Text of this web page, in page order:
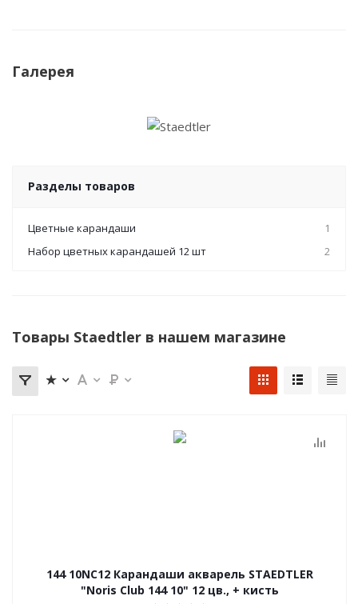
Галерея
Разделы товаров
Цветные карандаши
1
Набор цветных карандашей 12 шт
2
Товары Staedtler в нашем магазине
144 10NC12 Карандаши акварель STAEDTLER
"Noris Club 144 10" 12 цв., + кисть